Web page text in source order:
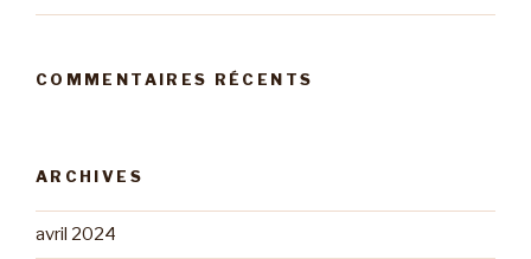
COMMENTAIRES RÉCENTS
ARCHIVES
avril 2024